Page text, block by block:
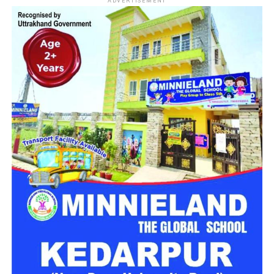
दिल्लीसरकार के विभिन्न विभागों में प्रशासनिक, तकनीकी, शैक्षणिक
(Teaching) और वैज्ञानिक (Scientific) श्रेणियों के खाली पड़े पदों को
भरने के लिए कुल1979 पदों पर वैकेंसी निकाली गई है। यह भर्ती ग्रुप-B
और ग्रुप-C श्रेणियों के अंतर्गत की जा रही है।
भर्ती बोर्ड का नाम
दिल्ली अधीनस्थ सेवा चयन बोर्ड
(DSSSB)
कुल पदों की संख्या
1979 पद
पद की श्रेणियां
ग्रुप-B और ग्रुप-C (शैक्षणिक,
तकनीकी, प्रशासनिक और वैज्ञानिक)
आवेदन का माध्यम
ऑनलाइन (Online)
नौकरी का स्थान
दिल्ली (NCR)
आधिकारिक वेबसाइट
dsssb.delhi.gov.in
महत्वपूर्ण तिथियां (Important Dates)